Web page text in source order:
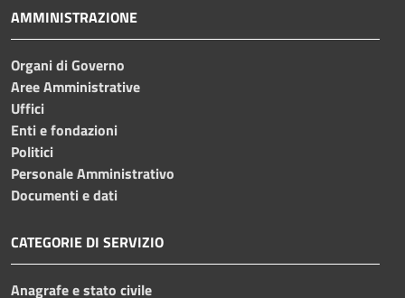
AMMINISTRAZIONE
Organi di Governo
Aree Amministrative
Uffici
Enti e fondazioni
Politici
Personale Amministrativo
Documenti e dati
CATEGORIE DI SERVIZIO
Anagrafe e stato civile